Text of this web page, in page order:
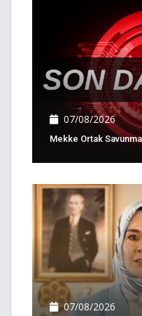
07/08/2026
Mekke Ortak
07/08/2026